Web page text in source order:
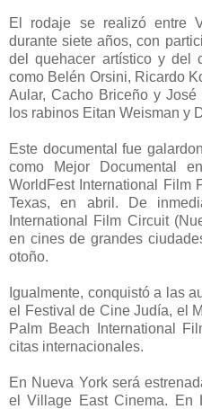
El rodaje se realizó entre
durante siete años, con
del quehacer artístico y del
como Belén Orsini, Ricardo
Aular, Cacho Briceño y
los rabinos Eitan Weisman y
Este documental fue
como Mejor Documental
WorldFest International Film
Texas, en abril. De
International Film Circuit
en cines de grandes
otoño.
Igualmente, conquistó a las
el Festival de Cine Judía, el
Palm Beach International
citas internacionales.
En Nueva York será
el Village East Cinema. En